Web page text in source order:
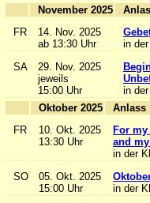
November 2025
FR
14. Nov. 2025
ab 13:30 Uhr
in
SA
29. Nov. 2025
jeweils
15:00 Uhr
in
Oktober 2025
FR
10. Okt. 2025
13:30 Uhr
For
and
in der
SO
05. Okt. 2025
15:00 Uhr
in der